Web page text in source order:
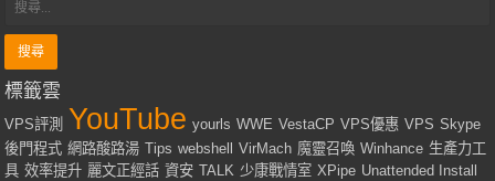
標籤雲
VPS評測 YouTube yourls WWE VestaCP VPS優惠 VPS Skype
後門程式 網路酸路湯 Tips webshell VirMach 魔靈召喚 Winhance 生產力工
具 效率提升 麗文正經話 資安 TALK 少康戰情室 XPipe Unattended Install